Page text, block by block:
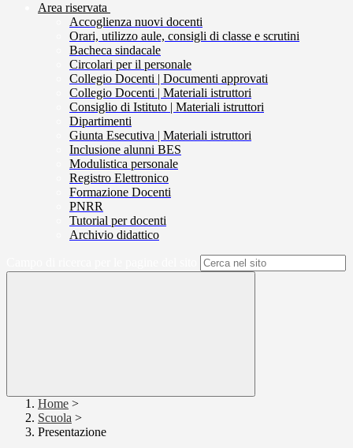
Area riservata
Accoglienza nuovi docenti
Orari, utilizzo aule, consigli di classe e scrutini
Bacheca sindacale
Circolari per il personale
Collegio Docenti | Documenti approvati
Collegio Docenti | Materiali istruttori
Consiglio di Istituto | Materiali istruttori
Dipartimenti
Giunta Esecutiva | Materiali istruttori
Inclusione alunni BES
Modulistica personale
Registro Elettronico
Formazione Docenti
PNRR
Tutorial per docenti
Archivio didattico
Home >
Scuola >
Presentazione